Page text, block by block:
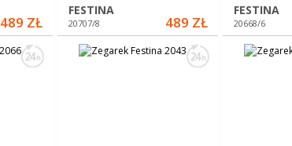
489 ZŁ
FESTINA
489 ZŁ
20707/8
FESTINA
20668/6